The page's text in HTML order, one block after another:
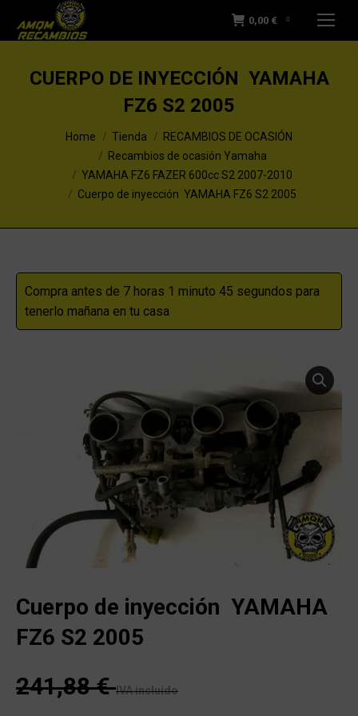
0,00 € 0
CUERPO DE INYECCIÓN YAMAHA
FZ6 S2 2005
You are here:Home Tienda
RECAMBIOS DE OCASIÓN
Recambios de ocasión Yamaha
YAMAHA FZ6 FAZER 600cc S2 2007-2010
Cuerpo de inyección YAMAHA FZ6 S2 2005
Compra antes de 7 horas 1 minuto 44 segundos para
tenerlo mañana en tu casa
Cuerpo de inyección YAMAHA
FZ6 S2 2005
241,88€ IVA incluido